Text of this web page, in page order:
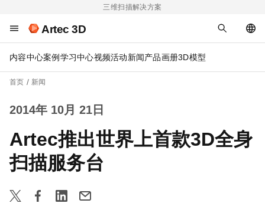
三维扫描解决方案
Artec 3D
内容中心案例 学习中心视频活动新闻产品画册3D模型
首页 新闻
2014年 10月 21日
Artec推出世界上首款3D全身
扫描服务台